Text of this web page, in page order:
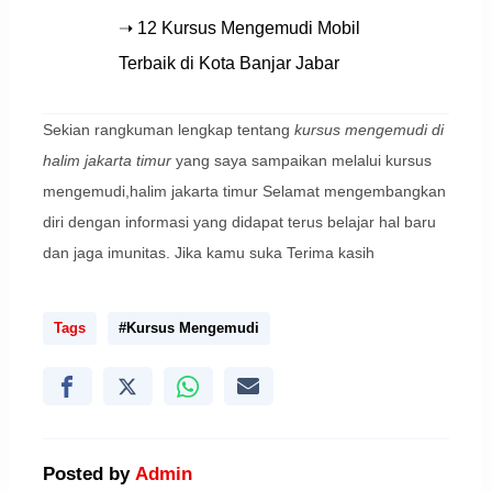
➝ 12 Kursus Mengemudi Mobil
Terbaik di Kota Banjar Jabar
Sekian rangkuman lengkap tentang kursus mengemudi di
halim jakarta timuryang saya sampaikan melalui kursus
mengemudi,halim jakarta timur Selamat mengembangkan
diri dengan informasi yang didapat terus belajar hal baru
dan jaga imunitas. Jika kamu suka Terima kasih
Tags #Kursus Mengemudi
Posted by Admin